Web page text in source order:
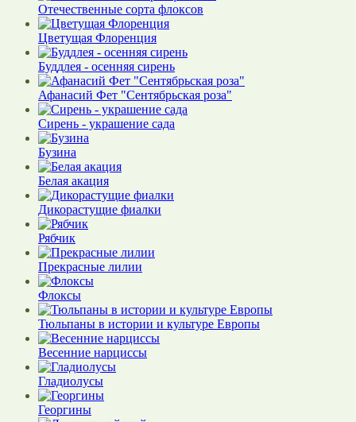
Отечественные сорта флоксов
Цветущая Флоренция
Буддлея - осенняя сирень
Афанасий Фет "Сентябрьская роза"
Сирень - украшение сада
Бузина
Белая акация
Дикорастущие фиалки
Рябчик
Прекрасные лилии
Флоксы
Тюльпаны в истории и культуре Европы
Весенние нарциссы
Гладиолусы
Георгины